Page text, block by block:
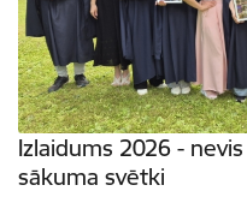
Izlaidums 2026 -
sākuma svētki